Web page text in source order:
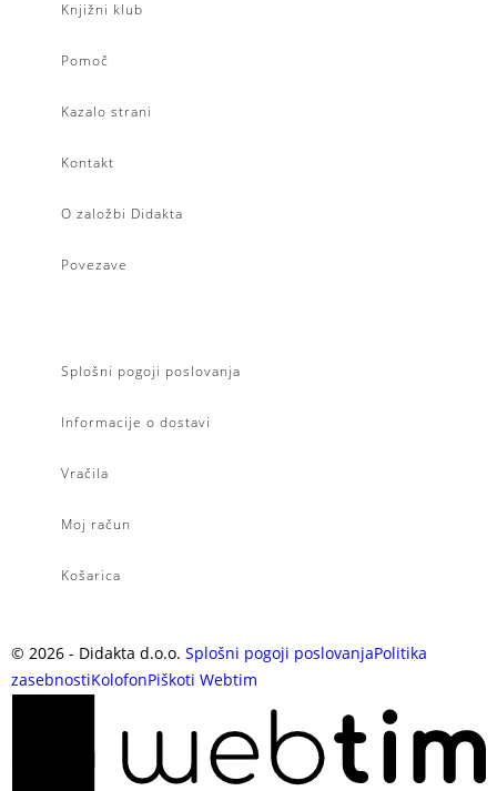
Knjižni klub
Pomoč
Kazalo strani
Kontakt
O založbi Didakta
Povezave
Splošni pogoji poslovanja
Informacije o dostavi
Vračila
Moj račun
Košarica
© 2026 - Didakta d.o.o. Splošni pogoji poslovanjaPolitika
zasebnostiKolofonPiškoti Webtim